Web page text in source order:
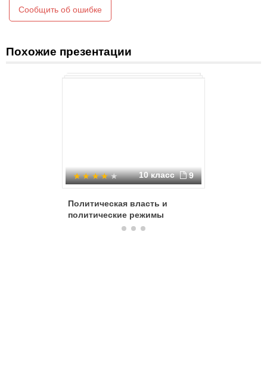
Сообщить об ошибке
Похожие презентации
10 класс 9
Политическая власть и
политические режимы